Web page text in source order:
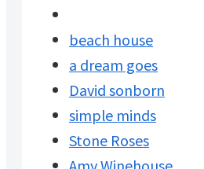
beach house
a dream goes
David sonborn
simple minds
Stone Roses